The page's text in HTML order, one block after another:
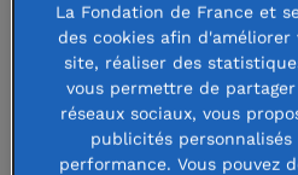
territoire cohérent,
Thangpal, dans le
Sindhupalchok. Si le
Népal soutient des
La Fondation de France et
des cookies afin
site, réaliser des
vous permettre de
réseaux sociaux, vous
publicités personnalisés
performance. Vous pouvez